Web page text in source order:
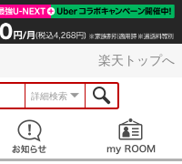
楽天トップへ
詳細検索
ける お知らせ